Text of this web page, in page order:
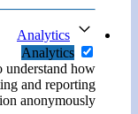
Analytics
Analytics
understand how
and reporting
anonymously.